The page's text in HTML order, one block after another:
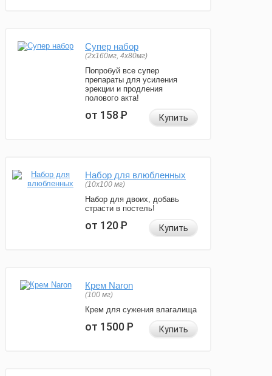
Супер набор
(2х160мг, 4х80мг)
Попробуй все супер
препараты для усиления
эрекции и продления
полового акта!
от 158Р Купить
Набор для влюбленных
(10х100 мг)
Набор для двоих, добавь
страсти в постель!
от 120Р Купить
Крем Naron
(100 мг)
Крем для сужения влагалища
от 1500Р Купить